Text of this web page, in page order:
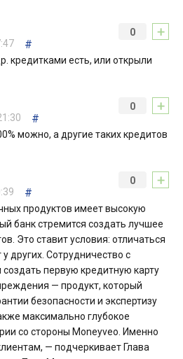
+
0
#
кредитками есть, или открыли
+
0
#
можно, а другие таких кредитов
+
0
#
продуктов имеет высокую
банк стремится создать лучшее
Это ставит условия: отличаться
других. Сотрудничество с
первую кредитную карту
— продукт, который
безопасности и экспертизу
максимально глубокое
со стороны Moneyveo. Именно
— подчеркивает Глава